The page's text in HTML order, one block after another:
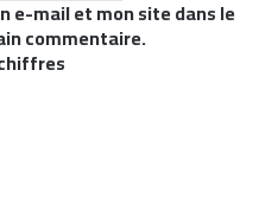
e-mail et mon site dans le
commentaire.